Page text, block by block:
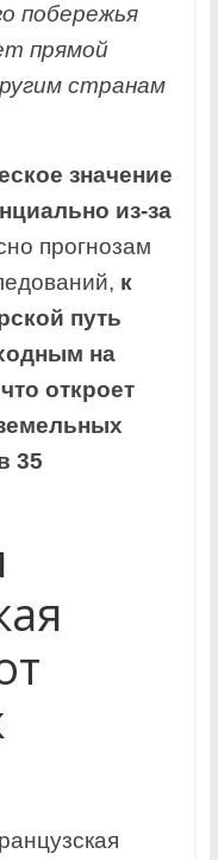
побережья
прямой
странам
значение
из-за
прогнозам
к
путь
на
откроет
35